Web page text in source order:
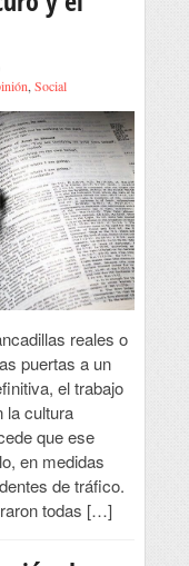
,Social
reales o
puertas a un
el trabajo
la cultura
que ese
en medidas
de tráfico.
todas […]